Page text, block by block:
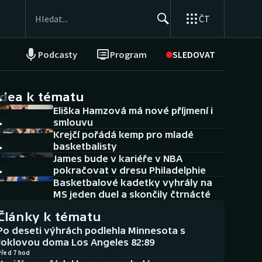
ČT
Podcasty Program SLEDOVAT
NEPŘEHLÉDNĚTE
Historické návraty
Aplikace ČT sport
AZ kvíz
k tématu
Eliška Hamzová má nové příjmení i
smlouvu
Krejčí pořádá kemp pro mladé
basketbalisty
James bude v kariéře v NBA
pokračovat v dresu Philadelphie
Basketbalové kadetky vyhrály na
MS jeden duel a skončily čtrnácté
k tématu
deseti výhrách podlehla Minnesota s
doma Los Angeles 82:89
7 hod